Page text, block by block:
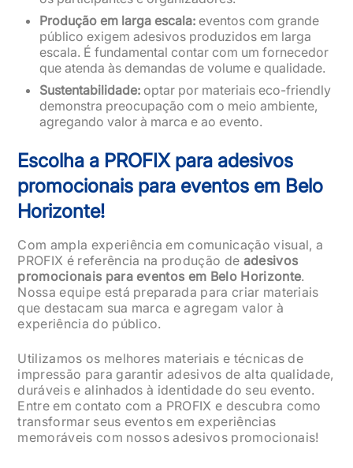
Produção em larga escala: eventos com grande
público exigem adesivos produzidos em larga
escala. É fundamental contar com um fornecedor
que atenda às demandas de volume e qualidade.
Sustentabilidade: optar por materiais eco-friendly
demonstra preocupação com o meio ambiente,
agregando valor à marca e ao evento.
Escolha a PROFIX para adesivos
promocionais para eventos em Belo
Horizonte!
Com ampla experiência em comunicação visual, a
PROFIX é referência na produção de adesivos
promocionais para eventos em Belo Horizonte.
Nossa equipe está preparada para criar materiais
que destacam sua marca e agregam valor à
experiência do público.
Utilizamos os melhores materiais e técnicas de
impressão para garantir adesivos de alta qualidade,
duráveis e alinhados à identidade do seu evento.
Entre em contato com a PROFIX e descubra como
transformar seus eventos em experiências
memoráveis com nossos adesivos promocionais!